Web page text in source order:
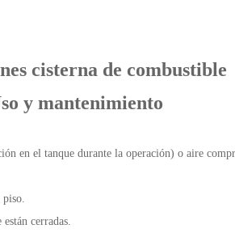
cisterna de combustible
y mantenimiento
en el tanque durante la operación) o aire
piso.
cerradas.